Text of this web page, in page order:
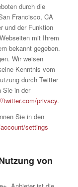
durch die
Francisco, CA
und der Funktion
mit Ihrem
bekannt gegeben.
Wir weisen
Kenntnis vom
durch Twitter
Sie in der
twitter.com/privacy.
Sie in den
settings
von